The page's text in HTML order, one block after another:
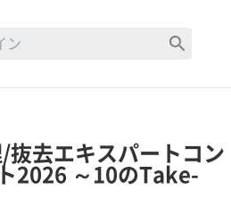
search
抜去エキスパートコン
2026 ～10のTake-